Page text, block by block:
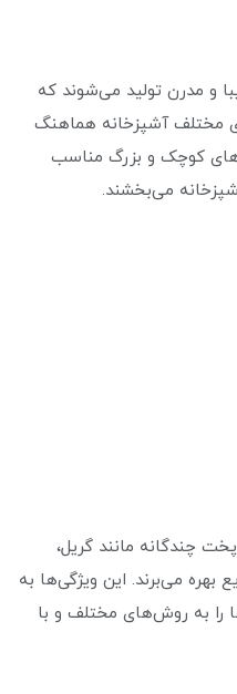
و مدرن تولید می‌شوند که
مختلف آشپزخانه هماهنگ
کوچک و بزرگ مناسب
می‌بخشند.
چندگانه مانند گریل،
می‌برند. این ویژگی‌ها به
را به روش‌های مختلف و با